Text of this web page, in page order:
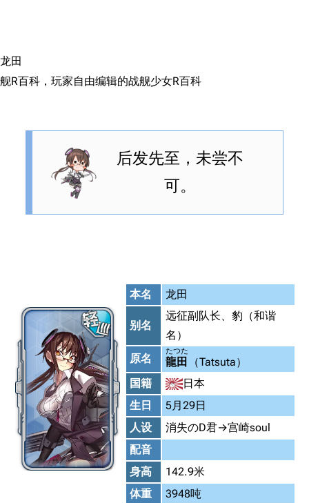
龙田
舰R百科，玩家自由编辑的战舰少女R百科
后发先至，未尝不
可。
本名 龙田
别名
远征副队长、豹（和谐
名）
原名
龍田
たつた
（Tatsuta）
国籍
日本
生日
5月29日
人设
消失のD君→宫崎soul
配音
身高
142.9米
体重
3948吨